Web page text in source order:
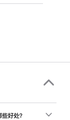
好处？